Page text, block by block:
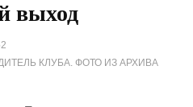
выход
КЛУБА. ФОТО ИЗ АРХИВА